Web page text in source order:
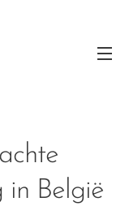
in België